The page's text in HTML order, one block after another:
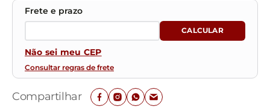
Não sei meu CEP
Consultar regras de frete
Compartilhar